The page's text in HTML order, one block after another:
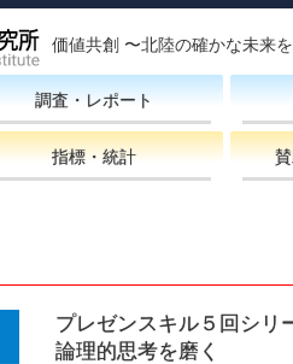
価値共創 〜北陸の確かな未来
調査・レポート
指標・統計
プレゼンスキル５回シ
論理的思考を磨く